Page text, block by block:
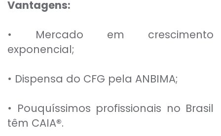
Vantagens:
• Mercado em crescimento
exponencial;
• Dispensa do CFG pela ANBIMA;
• Pouquíssimos profissionais no Brasil
têm CAIA®.